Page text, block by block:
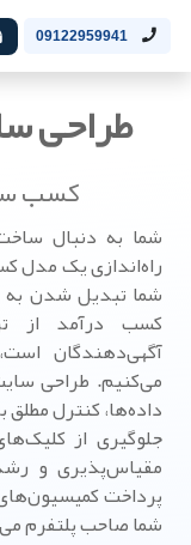
09122959941
طراحی
کسب
شما به دنبال
راه‌اندازی یک مدل
شما تبدیل شدن به
کسب درآمد از
آگهی‌دهندگان
می‌کنیم. طراحی
داده‌ها، کنترل مطلق
جلوگیری از
مقیاس‌پذیری و
پرداخت
شما صاحب پلتفرم